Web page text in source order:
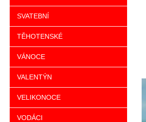
SVATEBNÍ
TĚHOTENSKÉ
VÁNOCE
VALENTÝN
VELIKONOCE
VODÁCI